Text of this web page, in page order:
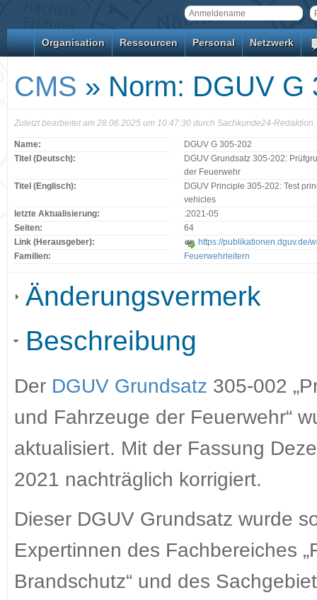
Organisation Ressourcen Personal Netzwerk
CMS » Norm: DGUV G
Zuletzt bearbeitet am 28.06.2025 um 10:47:30 durch Sachkunde24-Redaktion.
Name:
DGUV G 305-202
Titel (Deutsch):
DGUV Grundsatz 305-202:
der Feuerwehr
Titel (Englisch):
DGUV Principle 305-202: Test
vehicles
letzte Aktualisierung:
:2021-05
Seiten:
64
Link (Herausgeber):
https://publikationen.dguv.de/
Familien:
Feuerwehrleitern
Änderungsvermerk
Beschreibung
Der DGUV Grundsatz 305-002
und Fahrzeuge der Feuerwehr“
aktualisiert. Mit der Fassung
2021 nachträglich korrigiert.
Dieser DGUV Grundsatz wurde
Expertinnen des Fachbereiches
Brandschutz“ und des